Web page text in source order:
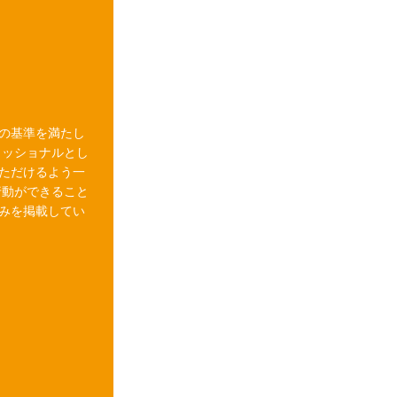
基準を満たし
ショナルとし
だけるよう一
ができること
を掲載してい